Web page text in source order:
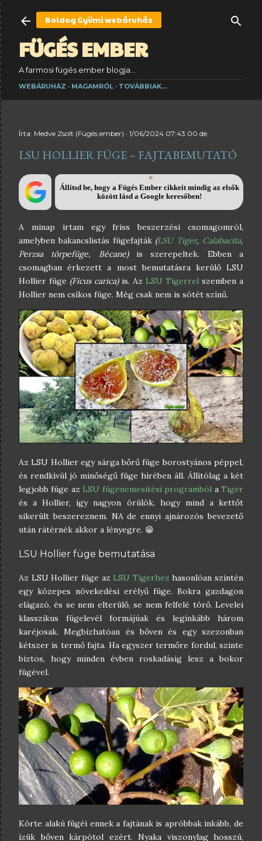
Ugrás a fő tartalomra
FÜGÉS EMBER
A farmosi fügés ember blogja...
Boldog Gyümiwebáruház
WEBÁRUHÁZ MAGAMRÓL TOVÁBBIAK…
Írta: Medve Zsolt (Fügés ember) 1/06/2024 07:43:00 de.
LSU HOLLIER FÜGE – FAJTABEMUTATÓ
Állítsd be, hogy a Fügés Ember cikkeit mindig az elsők
között lásd a Google keresőben!
A minap írtam egy friss beszerzési csomagomról,
amelyben bakancslistás fügefajták (LSU Tiger, Calabacita,
Perzsa törpefüge, Bécane)is szerepeltek. Ebben a
csomagban érkezett a most bemutatásra kerülő LSU
Hollier füge (Ficus carica)is. Az LSU Tigerrel szemben a
Hollier nem csíkos füge. Még csak nem is sötét színű.
Az LSU Hollier egy sárga bőrű füge borostyános péppel,
és rendkívül jó minőségű füge hírében áll. Állítólag a két
legjobb füge az LSU fügenemesítési programból aTiger
és a Hollier, így nagyon örülök, hogy mind a kettőt
sikerült beszereznem. NA de ennyi ajnározós bevezető
után rátérnék akkor a lényegre. 😁
LSU Hollier füge bemutatása
Az LSU Hollier füge az LSU Tigerhez hasonlóan szintén
egy közepes növekedési erélyű füge. Bokra gazdagon
elágazó, és se nem elterülő, se nem felfelé törő. Levelei
klasszikus fügelevél formájúak és leginkább három
karéjosak. Megbízhatóan és bőven és egy szezonban
kétszer is termő fajta. Ha egyszer termőre fordul, szinte
biztos, hogy minden évben roskadásig lesz a bokor
fügével.
Körte alakú fügéi ennek a fajtának is apróbbak inkább, de
ízük bőven kárpótol ezért. Nyaka viszonylag hosszú,